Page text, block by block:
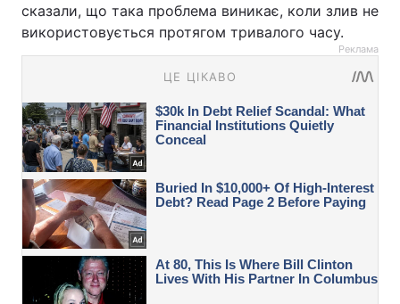
сказали, що така проблема виникає, коли злив не
використовується протягом тривалого часу.
Реклама